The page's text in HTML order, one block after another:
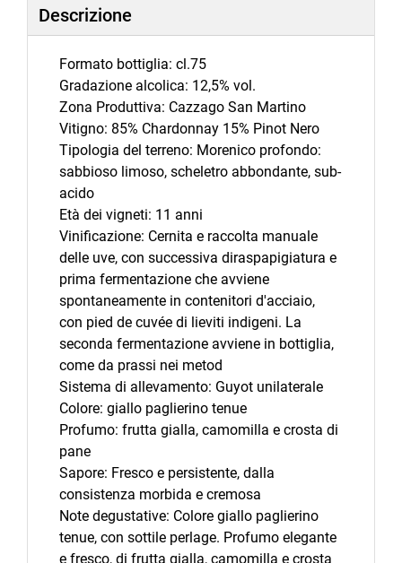
Descrizione
Formato bottiglia: cl.75
Gradazione alcolica: 12,5% vol.
Zona Produttiva: Cazzago San Martino
Vitigno: 85% Chardonnay 15% Pinot Nero
Tipologia del terreno: Morenico profondo:
sabbioso limoso, scheletro abbondante, sub-
acido
Età dei vigneti: 11 anni
Vinificazione: Cernita e raccolta manuale
delle uve, con successiva diraspapigiatura e
prima fermentazione che avviene
spontaneamente in contenitori d'acciaio,
con pied de cuvée di lieviti indigeni. La
seconda fermentazione avviene in bottiglia,
come da prassi nei metod
Sistema di allevamento: Guyot unilaterale
Colore: giallo paglierino tenue
Profumo: frutta gialla, camomilla e crosta di
pane
Sapore: Fresco e persistente, dalla
consistenza morbida e cremosa
Note degustative: Colore giallo paglierino
tenue, con sottile perlage. Profumo elegante
e fresco, di frutta gialla, camomilla e crosta